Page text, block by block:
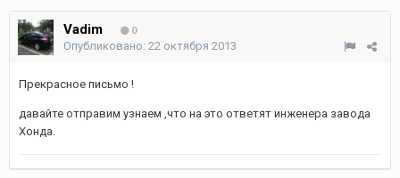
Vadim 0
Опубликовано: 22 октября 2013
Прекрасное письмо !
давайте отправим узнаем ,что на это ответят инженера завода
Хонда.